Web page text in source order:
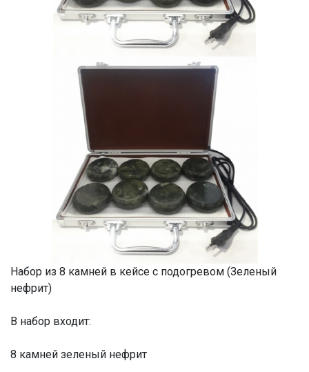
Набор из 8 камней в кейсе с подогревом (Зеленый
нефрит)
В набор входит:
8 камней зеленый нефрит